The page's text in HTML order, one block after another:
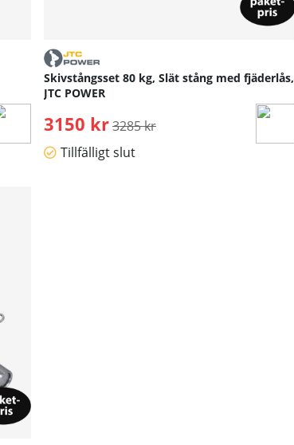
Skivstångsset 80 kg, Slät stång med fjäderlås,
JTC POWER
3150 kr Ordinarie pris:
3285 kr
Tillfälligt slut